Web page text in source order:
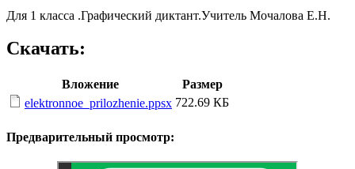
Для 1 класса .Графический диктант.Учитель Мочалова Е.Н.
Скачать:
Вложение
Размер
elektronnoe_prilozhenie.ppsx 722.69 КБ
Предварительный просмотр: